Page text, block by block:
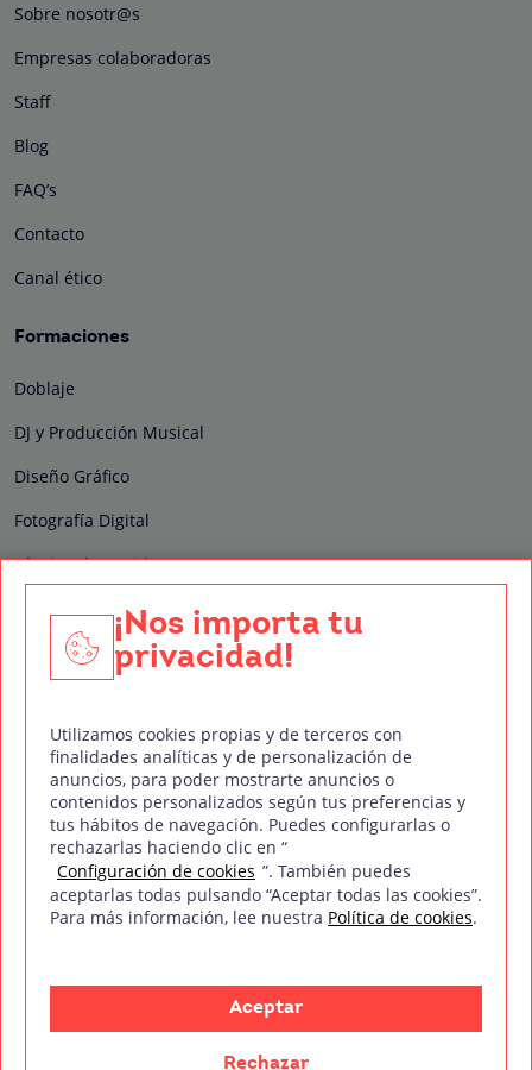
Sobre nosotr@s
Empresas colaboradoras
Staff
Blog
FAQ’s
Contacto
Canal ético
Formaciones
Doblaje
DJ y Producción Musical
Diseño Gráfico
Fotografía Digital
Técnico de Sonido
Edición y Postproducción de Vídeo
Nuestros sellos de calidad
Síguenos en Redes Sociales
mm 2026
Política de privacidad Política de cookies
Aviso legal
¡Nos importa tu
privacidad!
Utilizamos cookies propias y de terceros con
finalidades analíticas y de personalización de
anuncios, para poder mostrarte anuncios o
contenidos personalizados según tus preferencias y
tus hábitos de navegación. Puedes configurarlas o
rechazarlas haciendo clic en “
Configuración de cookies ”. También puedes
aceptarlas todas pulsando “Aceptar todas las cookies”.
Para más información, lee nuestra Política de cookies.
Aceptar
Rechazar